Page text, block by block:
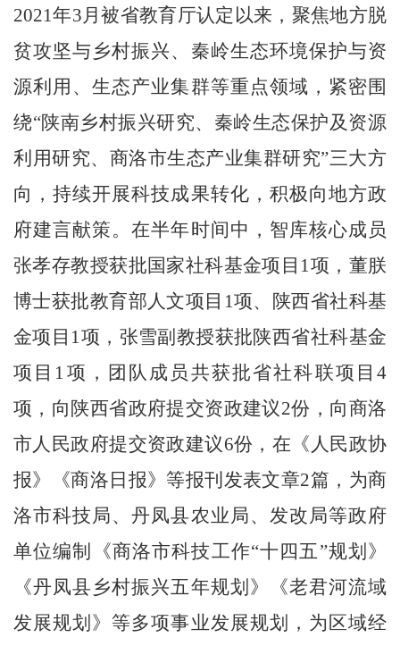
2021年3月被省教育厅认定以来，聚焦地方脱
贫攻坚与乡村振兴、秦岭生态环境保护与资
源利用、生态产业集群等重点领域，紧密围
绕“陕南乡村振兴研究、秦岭生态保护及资源
利用研究、商洛市生态产业集群研究”三大方
向，持续开展科技成果转化，积极向地方政
府建言献策。在半年时间中，智库核心成员
张孝存教授获批国家社科基金项目 1项，董朕
博士获批教育部人文项目 1项、陕西省社科基
金项目 1项，张雪副教授获批陕西省社科基金
项目 1项，团队成员共获批省社科联项目4
项，向陕西省政府提交资政建议2份，向商洛
市人民政府提交资政建议6份，在《人民政协
报》《商洛日报》等报刊发表文章2篇，为商
洛市科技局、丹凤县农业局、发改局等政府
单位编制《商洛市科技工作“十四五”规划》
《丹凤县乡村振兴五年规划》《老君河流域
发展规划》等多项事业发展规划，为区域经